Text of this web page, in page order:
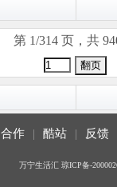
第 1/314 页，共
合作 | 酷站 | 反馈
万宁生活汇 琼ICP备-